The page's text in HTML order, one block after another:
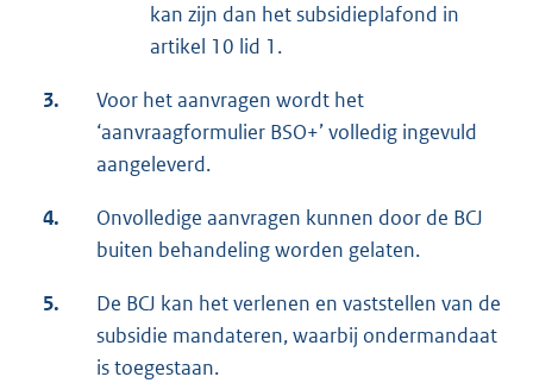
kan zijn dan het subsidieplafond in
artikel 10 lid 1.
3.
Voor het aanvragen wordt het
‘aanvraagformulier BSO+’ volledig ingevuld
aangeleverd.
4.
Onvolledige aanvragen kunnen door de BCJ
buiten behandeling worden gelaten.
5.
De BCJ kan het verlenen en vaststellen van de
subsidie mandateren, waarbij ondermandaat
is toegestaan.